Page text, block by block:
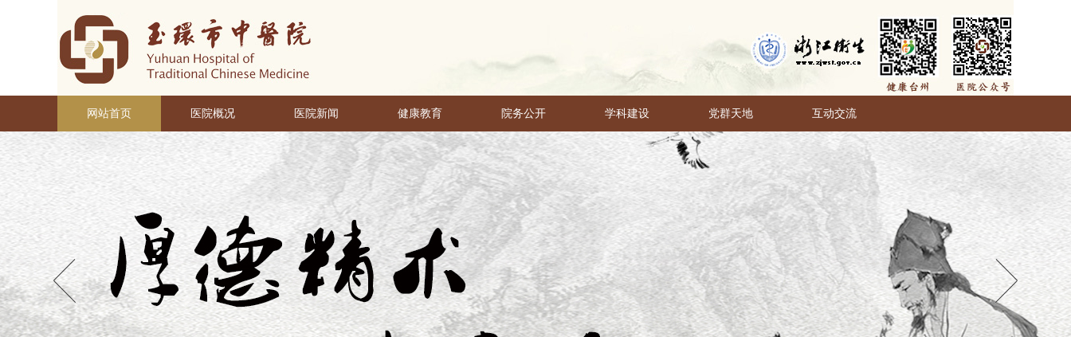
网站首页 医院概况 医院新闻 健康教育 院务公开 学科建设 党群天地 互动交流